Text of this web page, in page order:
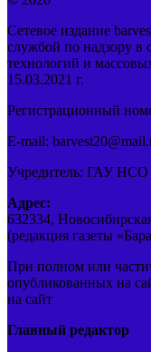
Сетевое издание
службой по надзору в
технологий и
15.03.2021 г.
Регистрационный
E-mail:
Учредитель: ГАУ НСО
Адрес:
632334,
(редакция газеты
При полном или
опубликованных на
на сайт
Главный редактор